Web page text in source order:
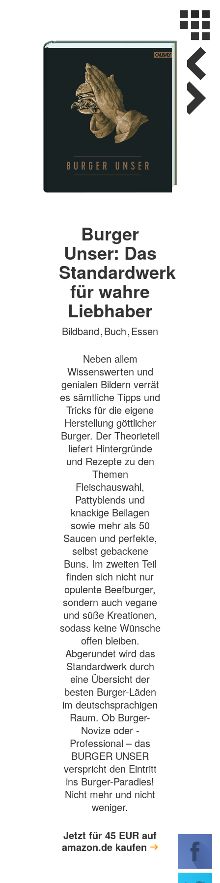
Burger
Unser: Das
Standardwerk
für wahre
Liebhaber
Bildband,Buch,Essen
Neben allem
Wissenswerten und
genialen Bildern verrät
es sämtliche Tipps und
Tricks für die eigene
Herstellung göttlicher
Burger. Der Theorieteil
liefert Hintergründe
und Rezepte zu den
Themen
Fleischauswahl,
Pattyblends und
knackige Beilagen
sowie mehr als 50
Saucen und perfekte,
selbst gebackene
Buns. Im zweiten Teil
finden sich nicht nur
opulente Beefburger,
sondern auch vegane
und süße Kreationen,
sodass keine Wünsche
offen bleiben.
Abgerundet wird das
Standardwerk durch
eine Übersicht der
besten Burger-Läden
im deutschsprachigen
Raum. Ob Burger-
Novize oder -
Professional – das
BURGER UNSER
verspricht den Eintritt
ins Burger-Paradies!
Nicht mehr und nicht
weniger.
Jetzt für 45 EUR auf
amazon.de kaufen